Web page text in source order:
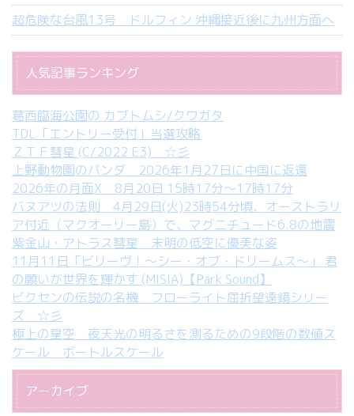
超危険な台風13号 ドルフィン 沖縄接近後に九州方面へ
人気記事ランキング
葛西臨海公園の カブトムシ/クワガタ
TDL「エントリー受付」当選攻略
ＺＴＦ彗星 (C/2022 E3) ☆彡
上野動物園のパンダ 2026年1月27日に中国に返還
2026年の月面X 8月20日 15時17分～17時17分
バヌアツの法則 4月29日(火)23時54分頃、オーストラリ
ア付近（マクオーリー島）で、マグニチュード6.8の地震
紫金山・アトラス彗星 未明の低空に優美な姿
11月11日「ビリーヴ！～シー・オブ・ドリームス～」 君
の願いが世界を輝かす (MISIA)【Park Sound】
ビクセンの伝説の名機 フローライト屈折望遠鏡シリー
ズ ☆彡
極上の星空 夜天光の明るさを測るための9段階の数値ス
ケール ボートルスケール
アーカイブ